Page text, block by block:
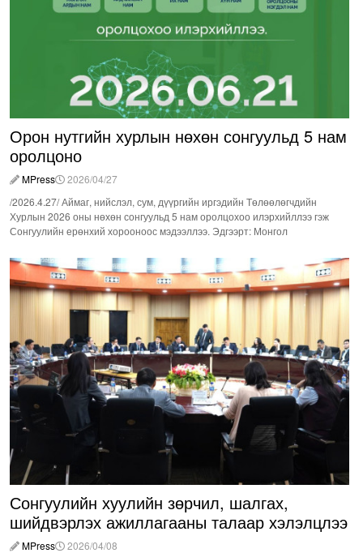
Орон нутгийн хурлын нөхөн сонгуульд 5 нам
оролцоно
MPress
2026/04/27
/2026.4.27/ Аймаг, нийслэл, сум, дүүргийн иргэдийн Төлөөлөгчдийн
Хурлын 2026 оны нөхөн сонгуульд 5 нам оролцохоо илэрхийллээ гэж
Сонгуулийн ерөнхий хорооноос мэдээллээ. Эдгээрт: Монгол
Сонгуулийн хуулийн зөрчил, шалгах,
шийдвэрлэх ажиллагааны талаар хэлэлцлээ
MPress
2026/04/08